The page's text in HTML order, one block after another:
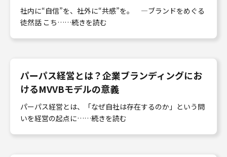
社内に“自信”を、社外に“共感”を。 ―ブランドをめぐる
徒然話 こち……続きを読む
パーパス経営とは？企業ブランディングにお
けるMVVBモデルの意義
パーパス経営とは、「なぜ自社は存在するのか」という問
いを経営の起点に……続きを読む